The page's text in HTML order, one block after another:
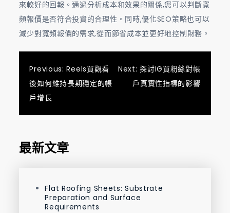
來較好的回報。通過分析成本和效果的關係,您可以判斷寬
頻報價是否符合投資的合理性。同時,優化SEO策略也可以
減少對寬頻報價的需求,從而節省成本並更好地控制財務。
文
章
導
覽
Previous: Reels買觀看
後如何維持長期穩定的帳
戶增長
Next: 探討IG買粉絲對帳
戶真實性指標的影響
最新文章
Flat Roofing Sheets: Substrate
Preparation and Surface
Requirements